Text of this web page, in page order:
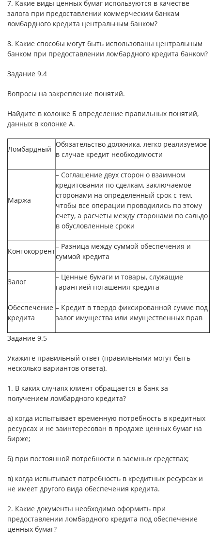
7. Какие виды ценных бумаг используются в качестве
залога при предоставлении коммерческим банкам
ломбардного кредита центральным банком?
8. Какие способы могут быть использованы центральным
банком при предоставлении ломбардного кредита банком?
Задание 9.4
Вопросы на закрепление понятий.
Найдите в колонке Б определение правильных понятий,
данных в колонке А.
Ломбардный
Обязательство должника, легко реализуемое
в случае кредит необходимости
Маржа
– Соглашение двух сторон о взаимном
кредитовании по сделкам, заключаемое
сторонами на определенный срок с тем,
чтобы все операции проводились по этому
счету, а расчеты между сторонами по сальдо
в обусловленные сроки
Контокоррент
– Разница между суммой обеспечения и
суммой кредита
Залог
– Ценные бумаги и товары, служащие
гарантией погашения кредита
Обеспечение
кредита
– Кредит в твердо фиксированной сумме под
залог имущества или имущественных прав
Задание 9.5
Укажите правильный ответ (правильными могут быть
несколько вариантов ответа).
1. В каких случаях клиент обращается в банк за
получением ломбардного кредита?
а) когда испытывает временную потребность в кредитных
ресурсах и не заинтересован в продаже ценных бумаг на
бирже;
б) при постоянной потребности в заемных средствах;
в) когда испытывает потребность в кредитных ресурсах и
не имеет другого вида обеспечения кредита.
2. Какие документы необходимо оформить при
предоставлении ломбардного кредита под обеспечение
ценных бумаг?